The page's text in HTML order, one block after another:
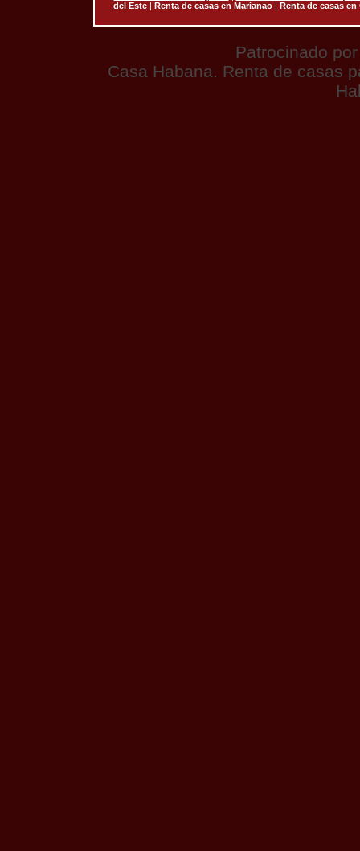
del Este | Renta de casas en Marianao | Renta de casas en
Patrocinado
Casa Habana. Renta de casas